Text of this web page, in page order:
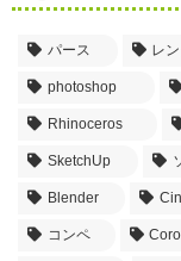
パース レ
photoshop
Rhinoceros
SketchUp
Blender
コンペ